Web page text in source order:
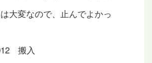
大変なので、止んでよかっ